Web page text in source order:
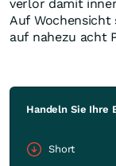
verlor damit
Auf Wochensicht
auf nahezu acht
Handeln Sie Ihre
Short